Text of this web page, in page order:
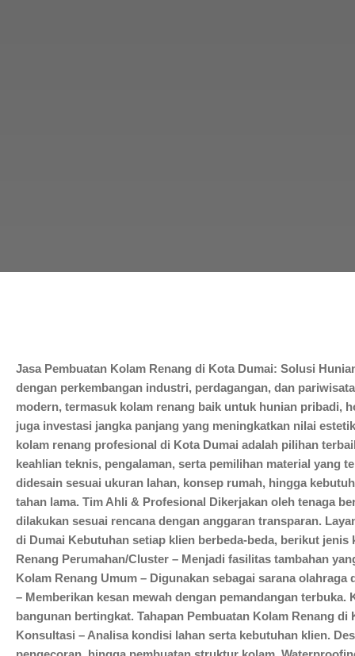
Jasa Pembuatan Kolam Renang di Kota Dumai: Solusi
dengan perkembangan industri, perdagangan, dan
modern, termasuk kolam renang baik untuk hunian pribadi,
juga investasi jangka panjang yang meningkatkan nilai
kolam renang profesional di Kota Dumai adalah pilihan
keahlian teknis, pengalaman, serta pemilihan material yang
didesain sesuai ukuran lahan, konsep rumah, hingga
tahan lama. Tim Ahli & Profesional Dikerjakan oleh tenaga
dilakukan sesuai rencana dengan anggaran transparan.
di Dumai Kebutuhan setiap klien berbeda-beda, berikut
Renang Perumahan/Cluster – Menjadi fasilitas tambahan
Kolam Renang Umum – Digunakan sebagai sarana
– Memberikan kesan mewah dengan pemandangan
bangunan bertingkat. Tahapan Pembuatan Kolam Renang
Konsultasi – Analisa kondisi lahan serta kebutuhan klien.